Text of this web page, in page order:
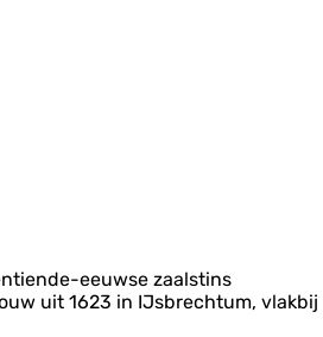
eeuwse zaalstins
uit 1623 in IJsbrechtum, vlakbij